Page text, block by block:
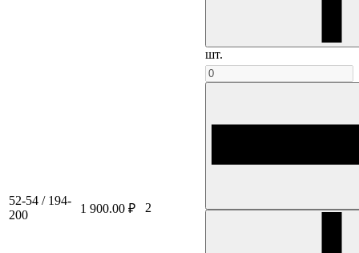
шт.
52-54 / 194-
200
1 900.00 ₽ 2